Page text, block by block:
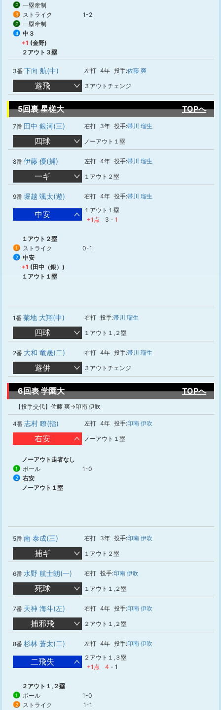
P 一塁牽制
3 ストライク 1-2
P 一塁牽制
4
中３
+1 (金野)
２アウト３塁
3番 下向 航(中) 左打 4年 投手:佐藤 爽
遊飛 ３アウトチェンジ
5回裏 星槎大 TOPへ
7番 田中 銀河(三) 右打 3年 投手:帯川 瑠生
四球 ノーアウト１塁
8番 伊藤 優(捕) 左打 4年 投手:帯川 瑠生
一ギ １アウト２塁
9番 堀越 颯太(遊) 右打 4年 投手:帯川 瑠生
中安
１アウト１塁
+1点
3 - 1
１アウト２塁
1 ストライク 0-1
2
中安
+1 (田中（銀）)
１アウト１塁
1番 菊地 大翔(中) 右打 投手:帯川 瑠生
四球 １アウト１,２塁
2番 大和 竜晟(二) 右打 4年 投手:帯川 瑠生
遊併 ３アウトチェンジ
6回表 学園大 TOPへ
【投手交代】佐藤 爽→印南 伊吹
4番 志村 瞭(指) 左打 4年 投手:印南 伊吹
右安 ノーアウト１塁
ノーアウト走者なし
1 ボール 1-0
2
右安
ノーアウト１塁
5番 南 泰成(三) 右打 3年 投手:印南 伊吹
捕ギ １アウト２塁
6番 水野 航士朗(一) 右打 投手:印南 伊吹
死球 １アウト１,２塁
7番 天神 海斗(左) 右打 4年 投手:印南 伊吹
捕邪飛 ２アウト１,２塁
8番 杉林 蒼太(二) 左打 4年 投手:印南 伊吹
二飛失
２アウト１,３塁
+1点
4 - 1
２アウト１,２塁
1 ボール 1-0
2 ストライク 1-1